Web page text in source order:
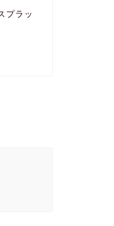
プラッ